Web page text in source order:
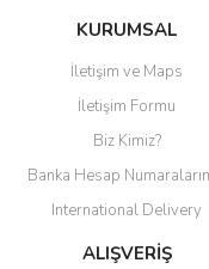
Bu ürüne ilk yorumu siz
Yorum Yaz
KURUMSAL
İletişim ve Maps
İletişim Formu
Biz Kimiz?
Banka Hesap
International Delivery
ALIŞVERİŞ